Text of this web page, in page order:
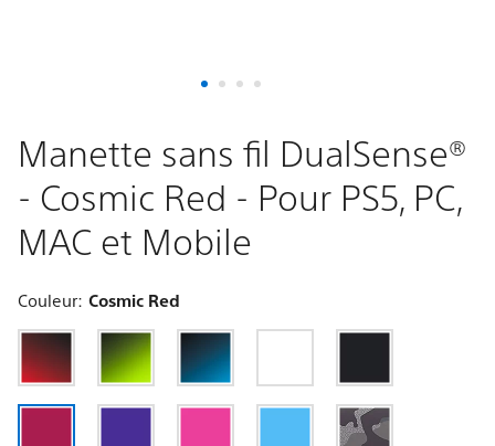
PC,
MAC
et
Mobile
Manette sans fil DualSense®
- Cosmic Red - Pour PS5, PC,
MAC et Mobile
Couleur: Cosmic Red